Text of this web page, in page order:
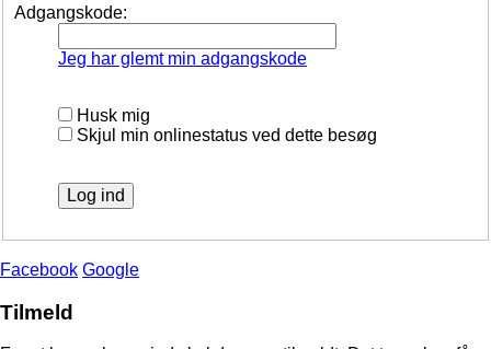
Adgangskode:
Jeg har glemt min adgangskode
Husk mig
Skjul min onlinestatus ved dette besøg
Facebook Google
Tilmeld